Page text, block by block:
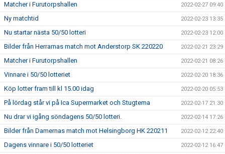
Matcher i Furutorpshallen 2022-02-27 09:40
Ny matchtid 2022-02-23 13:35
Nu startar nästa 50/50 lotteri 2022-02-23 12:00
Bilder från Herrarnas match mot Anderstorp SK 220220 2022-02-21 23:29
Matcher i Furutorpshallen 2022-02-21 08:26
Vinnare i 50/50 lotteriet 2022-02-20 18:36
Köp lotter fram till kl 15.00 idag 2022-02-20 05:53
På lördag står vi på Ica Supermarket och Stugtema 2022-02-17 21:30
Nu drar vi igång söndagens 50/50 lotteri. 2022-02-14 17:26
Bilder från Damernas match mot Helsingborg HK 220211 2022-02-12 22:40
Dagens vinnare i 50/50 lotteriet 2022-02-12 16:47